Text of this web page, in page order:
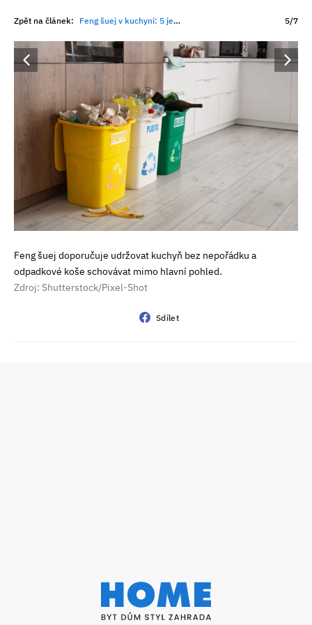
Zpět na článek: Feng šuej v kuchyni: 5 jednoduchých tipů, které mají přinést harmonii i hojnost 5/7
Feng šuej doporučuje udržovat kuchyň bez nepořádku a
odpadkové koše schovávat mimo hlavní pohled.
Zdroj: Shutterstock/Pixel-Shot
Sdílet